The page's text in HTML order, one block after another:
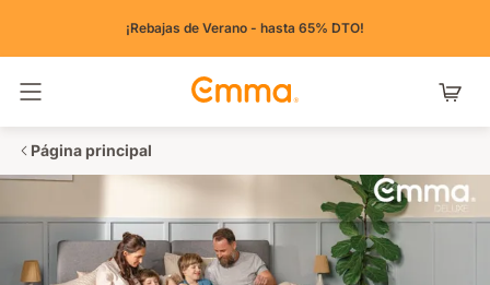
¡Rebajas de Verano - hasta 65% DTO!
Página principal